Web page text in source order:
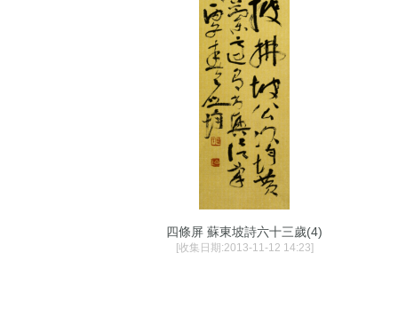
四條屏 蘇東坡詩六十三歲(4)
[收集日期:2013-11-12 14:23]